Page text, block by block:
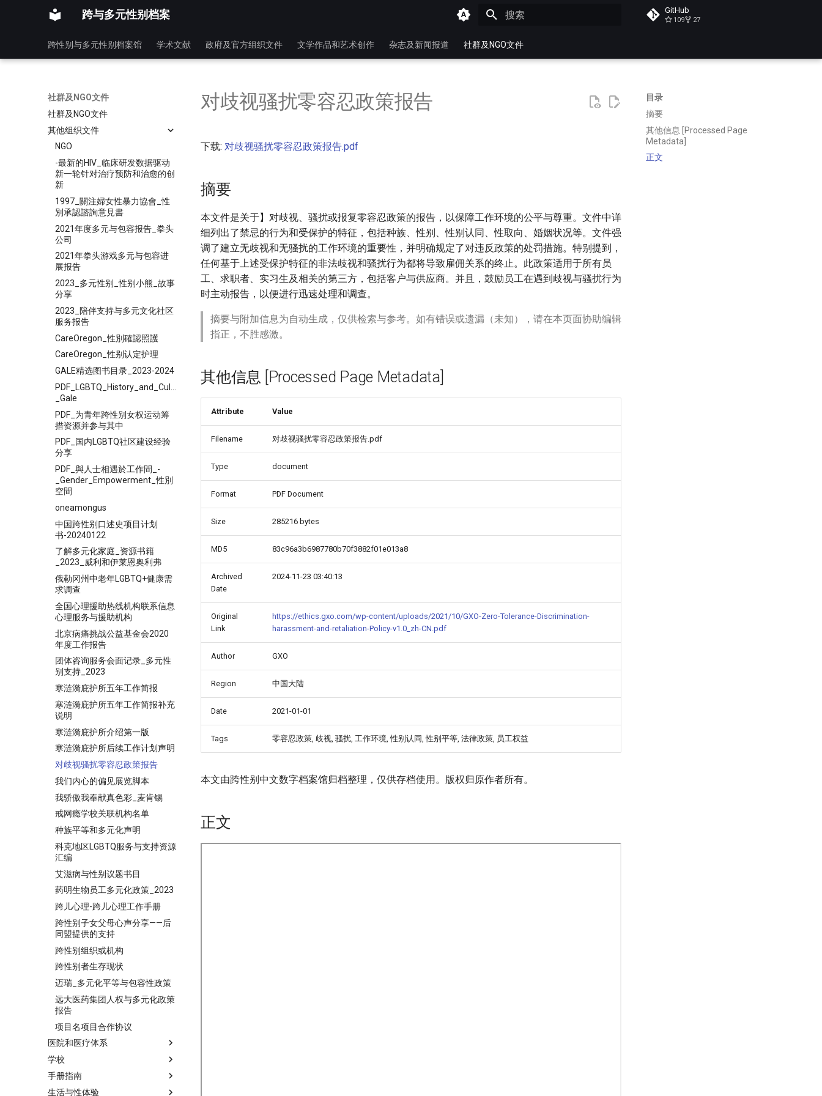
跨与多元性别档案 GitHub
109 27
跨性别与多元性别档案馆 学术文献 政府及官方组织文件 文学作品和艺术创作 杂志及新闻报道 社群及NGO文件
社群及NGO文件
社群及NGO文件
其他组织文件
NGO
-最新的HIV_临床研发数据驱动
新一轮针对治疗预防和治愈的创
新
1997_關注婦女性暴力協會_性
別承認諮詢意見書
2021年度多元与包容报告_拳头
公司
2021年拳头游戏多元与包容进
展报告
2023_多元性别_性别小熊_故事
分享
2023_陪伴支持与多元文化社区
服务报告
CareOregon_性別確認照護
CareOregon_性别认定护理
GALE精选图书目录_2023-2024
PDF_LGBTQ_History_and_Culture_Since_1940_-
_Gale
PDF_为青年跨性别女权运动筹
措资源并参与其中
PDF_国内LGBTQ社区建设经验
分享
PDF_與人士相遇於工作間_-
_Gender_Empowerment_性別
空間
oneamongus
中国跨性别口述史项目计划
书-20240122
了解多元化家庭_资源书籍
_2023_威利和伊莱恩奥利弗
俄勒冈州中老年LGBTQ+健康需
求调查
全国心理援助热线机构联系信息
心理服务与援助机构
北京病痛挑战公益基金会2020
年度工作报告
团体咨询服务会面记录_多元性
别支持_2023
寒涟漪庇护所五年工作简报
寒涟漪庇护所五年工作简报补充
说明
寒涟漪庇护所介绍第一版
寒涟漪庇护所后续工作计划声明
对歧视骚扰零容忍政策报告
我们内心的偏见展览脚本
我骄傲我奉献真色彩_麦肯锡
戒网瘾学校关联机构名单
种族平等和多元化声明
科克地区LGBTQ服务与支持资源
汇编
艾滋病与性别议题书目
药明生物员工多元化政策_2023
跨儿心理-跨儿心理工作手册
跨性别子女父母心声分享——后
同盟提供的支持
跨性别组织或机构
跨性别者生存现状
迈瑞_多元化平等与包容性政策
远大医药集团人权与多元化政策
报告
项目名项目合作协议
医院和医疗体系
学校
手册指南
生活与性体验
目录
摘要
其他信息 [Processed Page
Metadata]
正文
对歧视骚扰零容忍政策报告
下载: 对歧视骚扰零容忍政策报告.pdf
摘要
本文件是关于】对歧视、骚扰或报复零容忍政策的报告，以保障工作环境的公平与尊重。文件中详
细列出了禁忌的行为和受保护的特征，包括种族、性别、性别认同、性取向、婚姻状况等。文件强
调了建立无歧视和无骚扰的工作环境的重要性，并明确规定了对违反政策的处罚措施。特别提到，
任何基于上述受保护特征的非法歧视和骚扰行为都将导致雇佣关系的终止。此政策适用于所有员
工、求职者、实习生及相关的第三方，包括客户与供应商。并且，鼓励员工在遇到歧视与骚扰行为
时主动报告，以便进行迅速处理和调查。
摘要与附加信息为自动生成，仅供检索与参考。如有错误或遗漏（未知），请在本页面协助编辑
指正，不胜感激。
其他信息 [Processed Page Metadata]
Attribute Value
Filename 对歧视骚扰零容忍政策报告.pdf
Type document
Format PDF Document
Size 285216 bytes
MD5 83c96a3b6987780b70f3882f01e013a8
Archived
Date
2024-11-23 03:40:13
Original
Link
https://ethics.gxo.com/wp-content/uploads/2021/10/GXO-Zero-Tolerance-Discrimination-
harassment-and-retaliation-Policy-v1.0_zh-CN.pdf
Author GXO
Region 中国大陆
Date 2021-01-01
Tags 零容忍政策, 歧视, 骚扰, 工作环境, 性别认同, 性别平等, 法律政策, 员工权益
本文由跨性别中文数字档案馆归档整理，仅供存档使用。版权归原作者所有。
正文